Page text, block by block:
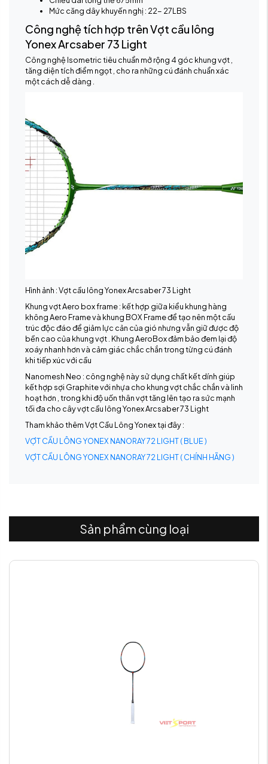
Mức căng dây khuyến nghị : 22- 27LBS
Công nghệ tích hợp trên Vợt cầu lông
Yonex Arcsaber 73 Light
Công nghệ Isometric tiêu chuẩn mở rộng 4 góc khung vợt ,
tăng diện tích điểm ngọt , cho ra những cú đánh chuẩn xác
một cách dễ dàng .
Hình ảnh : Vợt cầu lông Yonex Arcsaber 73 Light
Khung vợt Aero box frame : kết hợp giữa kiểu khung hàng
không Aero Frame và khung BOX Frame để tạo nên một cấu
trúc độc đáo để giảm lực cản của gió nhưng vẫn giữ được độ
bền cao của khung vợt . Khung AeroBox đảm bảo đem lại độ
xoáy nhanh hơn và cảm giác chắc chắn trong từng cú đánh
khi tiếp xúc với cầu
Nanomesh Neo : công nghệ này sử dụng chất kết dính giúp
kết hợp sợi Graphite với nhựa cho khung vợt chắc chắn và linh
hoạt hơn , trong khi độ uốn thân vợt tăng lên tạo ra sức mạnh
tối đa cho cây vợt cầu lông Yonex Arcsaber 73 Light
Tham khảo thêm Vợt Cầu Lông Yonex tại đây :
VỢT CẦU LÔNG YONEX NANORAY 72 LIGHT ( BLUE )
VỢT CẦU LÔNG YONEX NANORAY 72 LIGHT ( CHÍNH HÃNG )
Sản phẩm cùng loại